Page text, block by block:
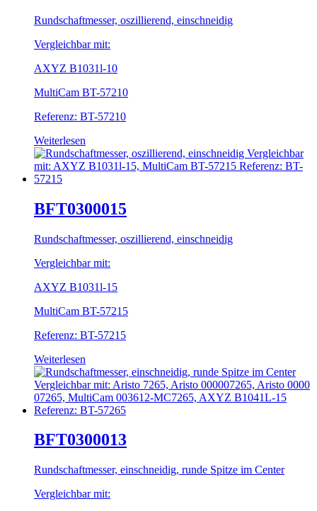
Rundschaftmesser, oszillierend, einschneidig
Vergleichbar mit:
AXYZ B1031l-10
MultiCam BT-57210
Referenz: BT-57210
Weiterlesen
BFT0300015
Rundschaftmesser, oszillierend, einschneidig
Vergleichbar mit:
AXYZ B1031l-15
MultiCam BT-57215
Referenz: BT-57215
Weiterlesen
BFT0300013
Rundschaftmesser, einschneidig, runde Spitze im Center
Vergleichbar mit: